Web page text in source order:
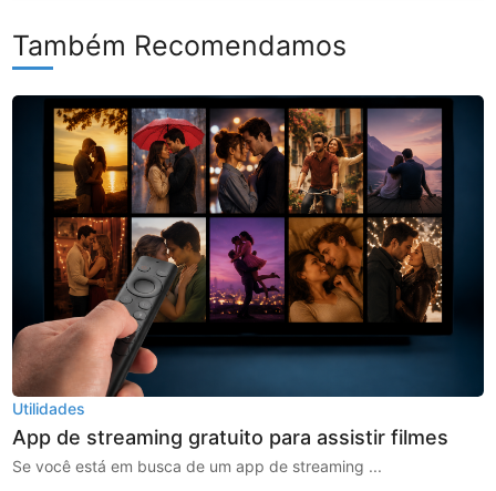
Também Recomendamos
Utilidades
App de streaming gratuito para assistir filmes
Se você está em busca de um app de streaming ...